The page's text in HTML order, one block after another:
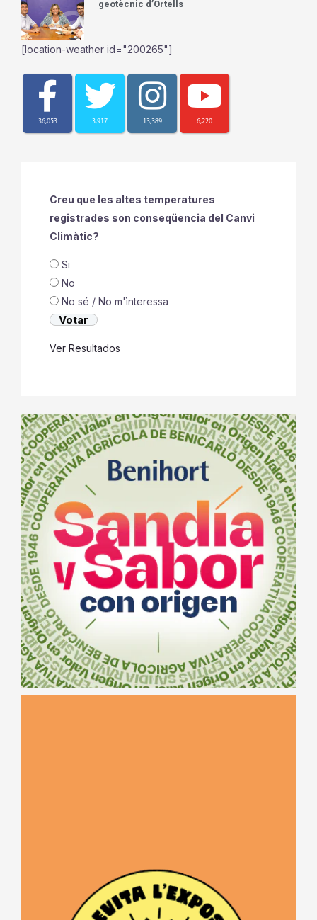
geotècnic d’Ortells
[location-weather id="200265"]
36,053 3,917 13,389 6,220
Creu que les altes temperatures
registrades son conseqüencia del Canvi
Climàtic?
Si
No
No sé / No m'ìnteressa
Ver Resultados